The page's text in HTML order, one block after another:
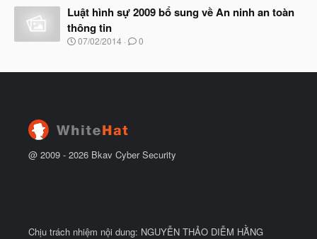
u
à
b
ắ
Luật hình sự 2009 bổ sung về An ninh an toàn
thông tin
N
y
ầ
07/02/2014 0
@ 2009 - 2026 Bkav Cyber Security
Chịu trách nhiệm nội dung: NGUYỄN THẢO DIỄM HẰNG